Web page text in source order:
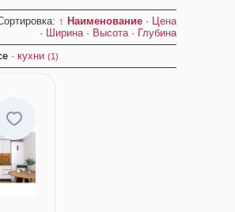
↑ Наименование · Цена
· Ширина· Высота· Глубина
· кухни (1)